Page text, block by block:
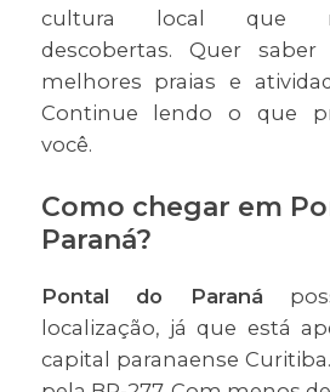
cultura local que
descobertas. Quer
melhores praias e
Continue lendo o que
você.
Como chegar em
Paraná?
Pontal do Paraná
localização, já que está
capital paranaense